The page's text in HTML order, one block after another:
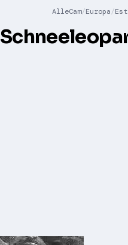
AlleCam Europa